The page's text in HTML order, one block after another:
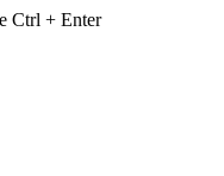
Ctrl + Enter